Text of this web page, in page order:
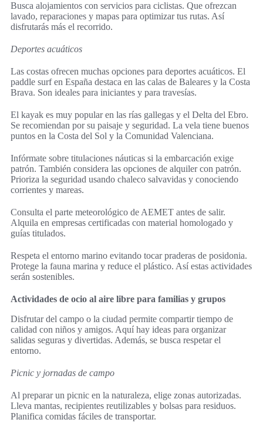
Busca alojamientos con servicios para ciclistas. Que ofrezcan
lavado, reparaciones y mapas para optimizar tus rutas. Así
disfrutarás más el recorrido.
Deportes acuáticos
Las costas ofrecen muchas opciones para deportes acuáticos. El
paddle surf en España destaca en las calas de Baleares y la Costa
Brava. Son ideales para iniciantes y para travesías.
El kayak es muy popular en las rías gallegas y el Delta del Ebro.
Se recomiendan por su paisaje y seguridad. La vela tiene buenos
puntos en la Costa del Sol y la Comunidad Valenciana.
Infórmate sobre titulaciones náuticas si la embarcación exige
patrón. También considera las opciones de alquiler con patrón.
Prioriza la seguridad usando chaleco salvavidas y conociendo
corrientes y mareas.
Consulta el parte meteorológico de AEMET antes de salir.
Alquila en empresas certificadas con material homologado y
guías titulados.
Respeta el entorno marino evitando tocar praderas de posidonia.
Protege la fauna marina y reduce el plástico. Así estas actividades
serán sostenibles.
Actividades de ocio al aire libre para familias y grupos
Disfrutar del campo o la ciudad permite compartir tiempo de
calidad con niños y amigos. Aquí hay ideas para organizar
salidas seguras y divertidas. Además, se busca respetar el
entorno.
Picnic y jornadas de campo
Al preparar un picnic en la naturaleza, elige zonas autorizadas.
Lleva mantas, recipientes reutilizables y bolsas para residuos.
Planifica comidas fáciles de transportar.